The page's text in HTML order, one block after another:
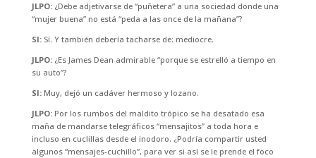
JLPO:¿Debe adjetivarse de “puñetera” a una sociedad donde una
“mujer buena” no está “peda a las once de la mañana”?
SI:Sí. Y también debería tacharse de: mediocre.
JLPO:¿Es James Dean admirable “porque se estrelló a tiempo en
su auto”?
SI:Muy, dejó un cadáver hermoso y lozano.
JLPO:Por los rumbos del maldito trópico se ha desatado esa
maña de mandarse telegráficos “mensajitos” a toda hora e
incluso en cuclillas desde el inodoro. ¿Podría compartir usted
algunos “mensajes-cuchillo”, para ver si así se le prende el foco